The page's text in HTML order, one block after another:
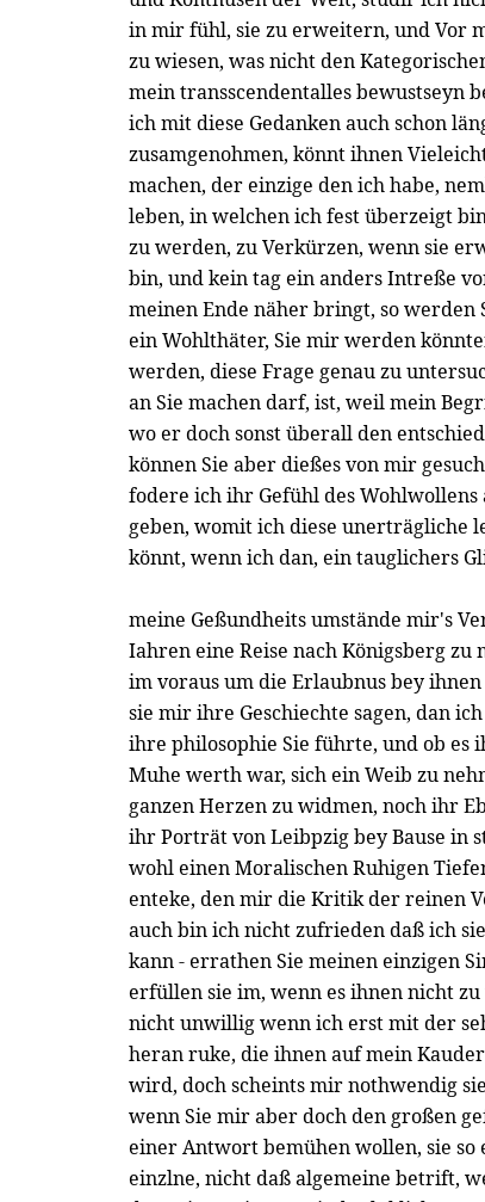
in mir fühl, sie zu erweitern, und Vor
zu wiesen, was nicht den
mein transscendentalles bewustseyn
ich mit diese Gedanken auch schon
zusamgenohmen, könnt ihnen
machen, der einzige den ich habe,
leben, in welchen ich fest überzeigt
zu werden, zu Verkürzen, wenn sie
bin, und kein tag ein anders Intreße
meinen Ende näher bringt, so werden
ein Wohlthäter, Sie mir werden
werden, diese Frage genau zu
an Sie machen darf, ist, weil mein
wo er doch sonst überall den
können Sie aber dießes von mir
fodere ich ihr Gefühl des
geben, womit ich diese unerträgliche
könnt, wenn ich dan, ein tauglichers
meine Geßundheits umstände mir's
Iahren eine Reise nach Königsberg zu
im voraus um die Erlaubnus bey
sie mir ihre Geschiechte sagen, dan
ihre philosophie Sie führte, und ob es
Muhe werth war, sich ein Weib zu
ganzen Herzen zu widmen, noch ihr
ihr Porträt von Leibpzig bey Bause in
wohl einen Moralischen Ruhigen
enteke, den mir die Kritik der reinen
auch bin ich nicht zufrieden daß ich
kann - errathen Sie meinen einzigen
erfüllen sie im, wenn es ihnen nicht
nicht unwillig wenn ich erst mit der
heran ruke, die ihnen auf mein
wird, doch scheints mir nothwendig
wenn Sie mir aber doch den großen
einer Antwort bemühen wollen, sie so
einzlne, nicht daß algemeine betrift,